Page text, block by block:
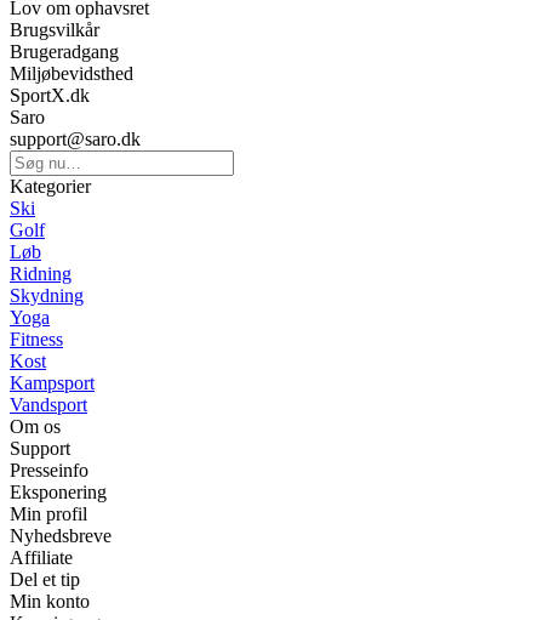
Lov om ophavsret
Brugsvilkår
Brugeradgang
Miljøbevidsthed
SportX.dk
Saro
support@saro.dk
Kategorier
Ski
Golf
Løb
Ridning
Skydning
Yoga
Fitness
Kost
Kampsport
Vandsport
Om os
Support
Presseinfo
Eksponering
Min profil
Nyhedsbreve
Affiliate
Del et tip
Min konto